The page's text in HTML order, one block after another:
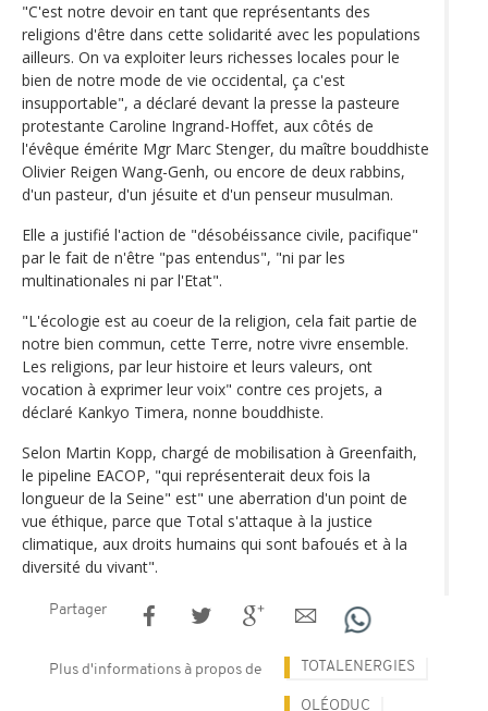
"C'est notre devoir en tant que représentants des
religions d'être dans cette solidarité avec les populations
ailleurs. On va exploiter leurs richesses locales pour le
bien de notre mode de vie occidental, ça c'est
insupportable", a déclaré devant la presse la pasteure
protestante Caroline Ingrand-Hoffet, aux côtés de
l'évêque émérite Mgr Marc Stenger, du maître bouddhiste
Olivier Reigen Wang-Genh, ou encore de deux rabbins,
d'un pasteur, d'un jésuite et d'un penseur musulman.
Elle a justifié l'action de "désobéissance civile, pacifique"
par le fait de n'être "pas entendus", "ni par les
multinationales ni par l'Etat".
"L'écologie est au coeur de la religion, cela fait partie de
notre bien commun, cette Terre, notre vivre ensemble.
Les religions, par leur histoire et leurs valeurs, ont
vocation à exprimer leur voix" contre ces projets, a
déclaré Kankyo Timera, nonne bouddhiste.
Selon Martin Kopp, chargé de mobilisation à Greenfaith,
le pipeline EACOP, "qui représenterait deux fois la
longueur de la Seine" est" une aberration d'un point de
vue éthique, parce que Total s'attaque à la justice
climatique, aux droits humains qui sont bafoués et à la
diversité du vivant".
Partager
Plus d'informations à propos de TOTALENERGIES
OLÉODUC